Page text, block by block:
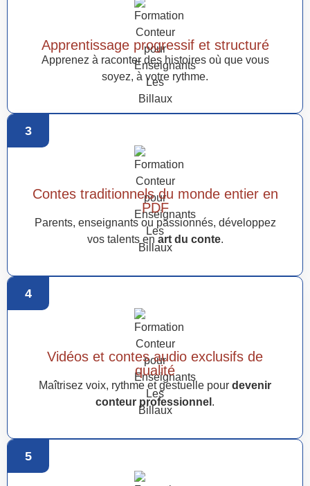
Apprentissage progressif et structuré
Apprenez à raconter des histoires où que vous
soyez, à votre rythme.
3
Contes traditionnels du monde entier en
PDF
Parents, enseignants ou passionnés, développez
vos talents en art du conte.
4
Vidéos et contes audio exclusifs de
qualité
Maîtrisez voix, rythme et gestuelle pour devenir
conteur professionnel .
5